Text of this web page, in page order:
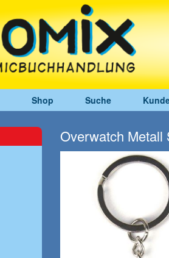
Shop Suche
Overwatch Metall